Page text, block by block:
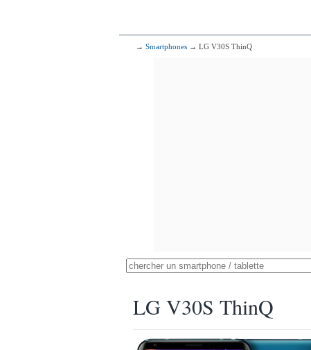
→ Smartphones → LG V30S ThinQ
LG V30S ThinQ